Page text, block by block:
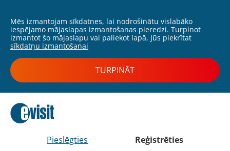
Mēs izmantojam sīkdatnes, lai nodrošinātu vislabāko
iespējamo mājaslapas izmantošanas pieredzi. Turpinot
izmantot šo mājaslapu vai paliekot lapā, Jūs piekrītat
sīkdatņu izmantošanai
TURPINĀT
Pieslēgties Reģistrēties